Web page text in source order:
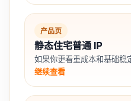
产品页
静态住宅普通 IP
如果你更看重成本和基础稳
继续查看